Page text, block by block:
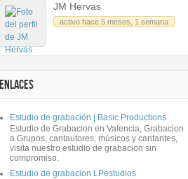
JM Hervas
activo hace 5 meses, 1 semana
ENLACES
Estudio de grabación | Basic Productions
Estudio de Grabacion en Valencia, Grabacion
a Grupos, cantautores, músicos y cantantes,
visita nuestro estudio de grabacion sin
compromiso.
Estudio de grabacion LPestudios